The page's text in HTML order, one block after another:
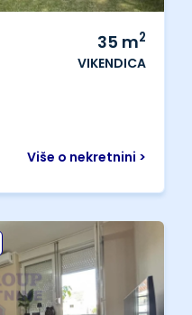
35 m2
VIKENDICA
Više o nekretnini >